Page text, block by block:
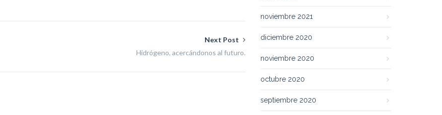
Next Post
Hidrógeno, acercándonos al futuro.
noviembre 2021
diciembre 2020
noviembre 2020
octubre 2020
septiembre 2020